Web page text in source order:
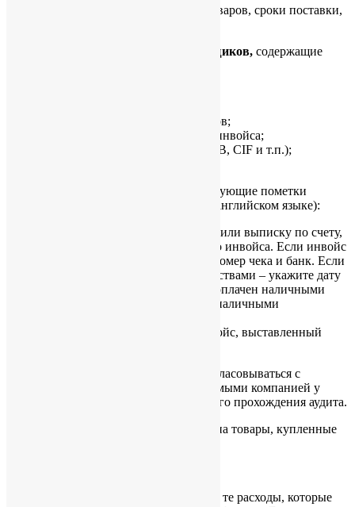
В заказе указывается спецификация товаров, сроки поставки,
Оригиналы инвойсов от поставщиков, содержащие
спецификация купленных товаров;
цена за единицу товара и сумма инвойса;
условия поставки (например, FOB, CIF и т.п.);
Для удобства сделайте на инвойсе следующие пометки
(простым карандашом, желательно на английском языке):
ссылка на банковское извещение или выписку по счету,
подтверждающие оплату данного инвойса. Если инвойс
оплачен чеком – также укажите номер чека и банк. Если
инвойс оплачен наличными средствами – укажите дату
платежа, а также то, что инвойс оплачен наличными
(однако стоит избегать расчетов наличными
ссылка на соответствующий инвойс, выставленный
Товары и суммы инвойсов должны согласовываться с
соответственными заказами, размещаемыми компанией у
поставщика. Это важно для нормального прохождения аудита.
на товары, купленные
3.1. Компания может учитывать только те расходы, которые